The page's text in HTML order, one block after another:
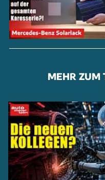
MEHR ZUM